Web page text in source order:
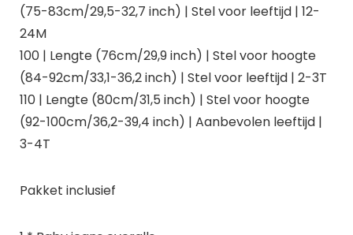
(75-83cm/29,5-32,7 inch) | Stel voor leeftijd | 12-
24M
100 | Lengte (76cm/29,9 inch) | Stel voor hoogte
(84-92cm/33,1-36,2 inch) | Stel voor leeftijd | 2-3T
110 | Lengte (80cm/31,5 inch) | Stel voor hoogte
(92-100cm/36,2-39,4 inch) | Aanbevolen leeftijd |
3-4T
Pakket inclusief